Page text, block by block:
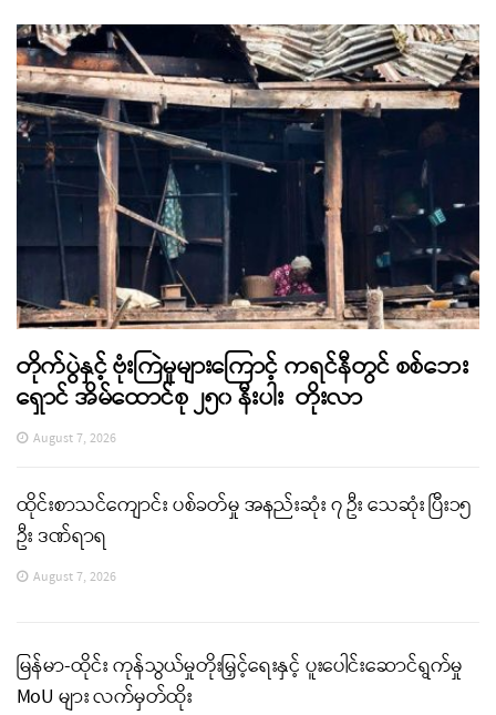
တိုက်ပွဲနှင့် ဗုံးကြဲမှုများကြောင့် ကရင်နီတွင် စစ်ဘေး
ရှောင် အိမ်ထောင်စု ၂၅၀ နီးပါး တိုးလာ
August 7, 2026
ထိုင်းစာသင်ကျောင်း ပစ်ခတ်မှု အနည်းဆုံး ၇ ဦး သေဆုံး ပြီး၁၅
ဦး ဒဏ်ရာရ
August 7, 2026
မြန်မာ-ထိုင်း ကုန်သွယ်မှုတိုးမြှင့်ရေးနှင့် ပူးပေါင်းဆောင်ရွက်မှု
MoU များ လက်မှတ်ထိုး